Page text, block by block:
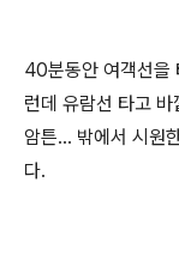
40분동안 여객선을
런데 유람선 타고
암튼... 밖에서 시원
다.